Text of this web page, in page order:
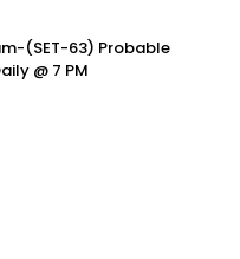
(SET-63) Probable
@ 7 PM